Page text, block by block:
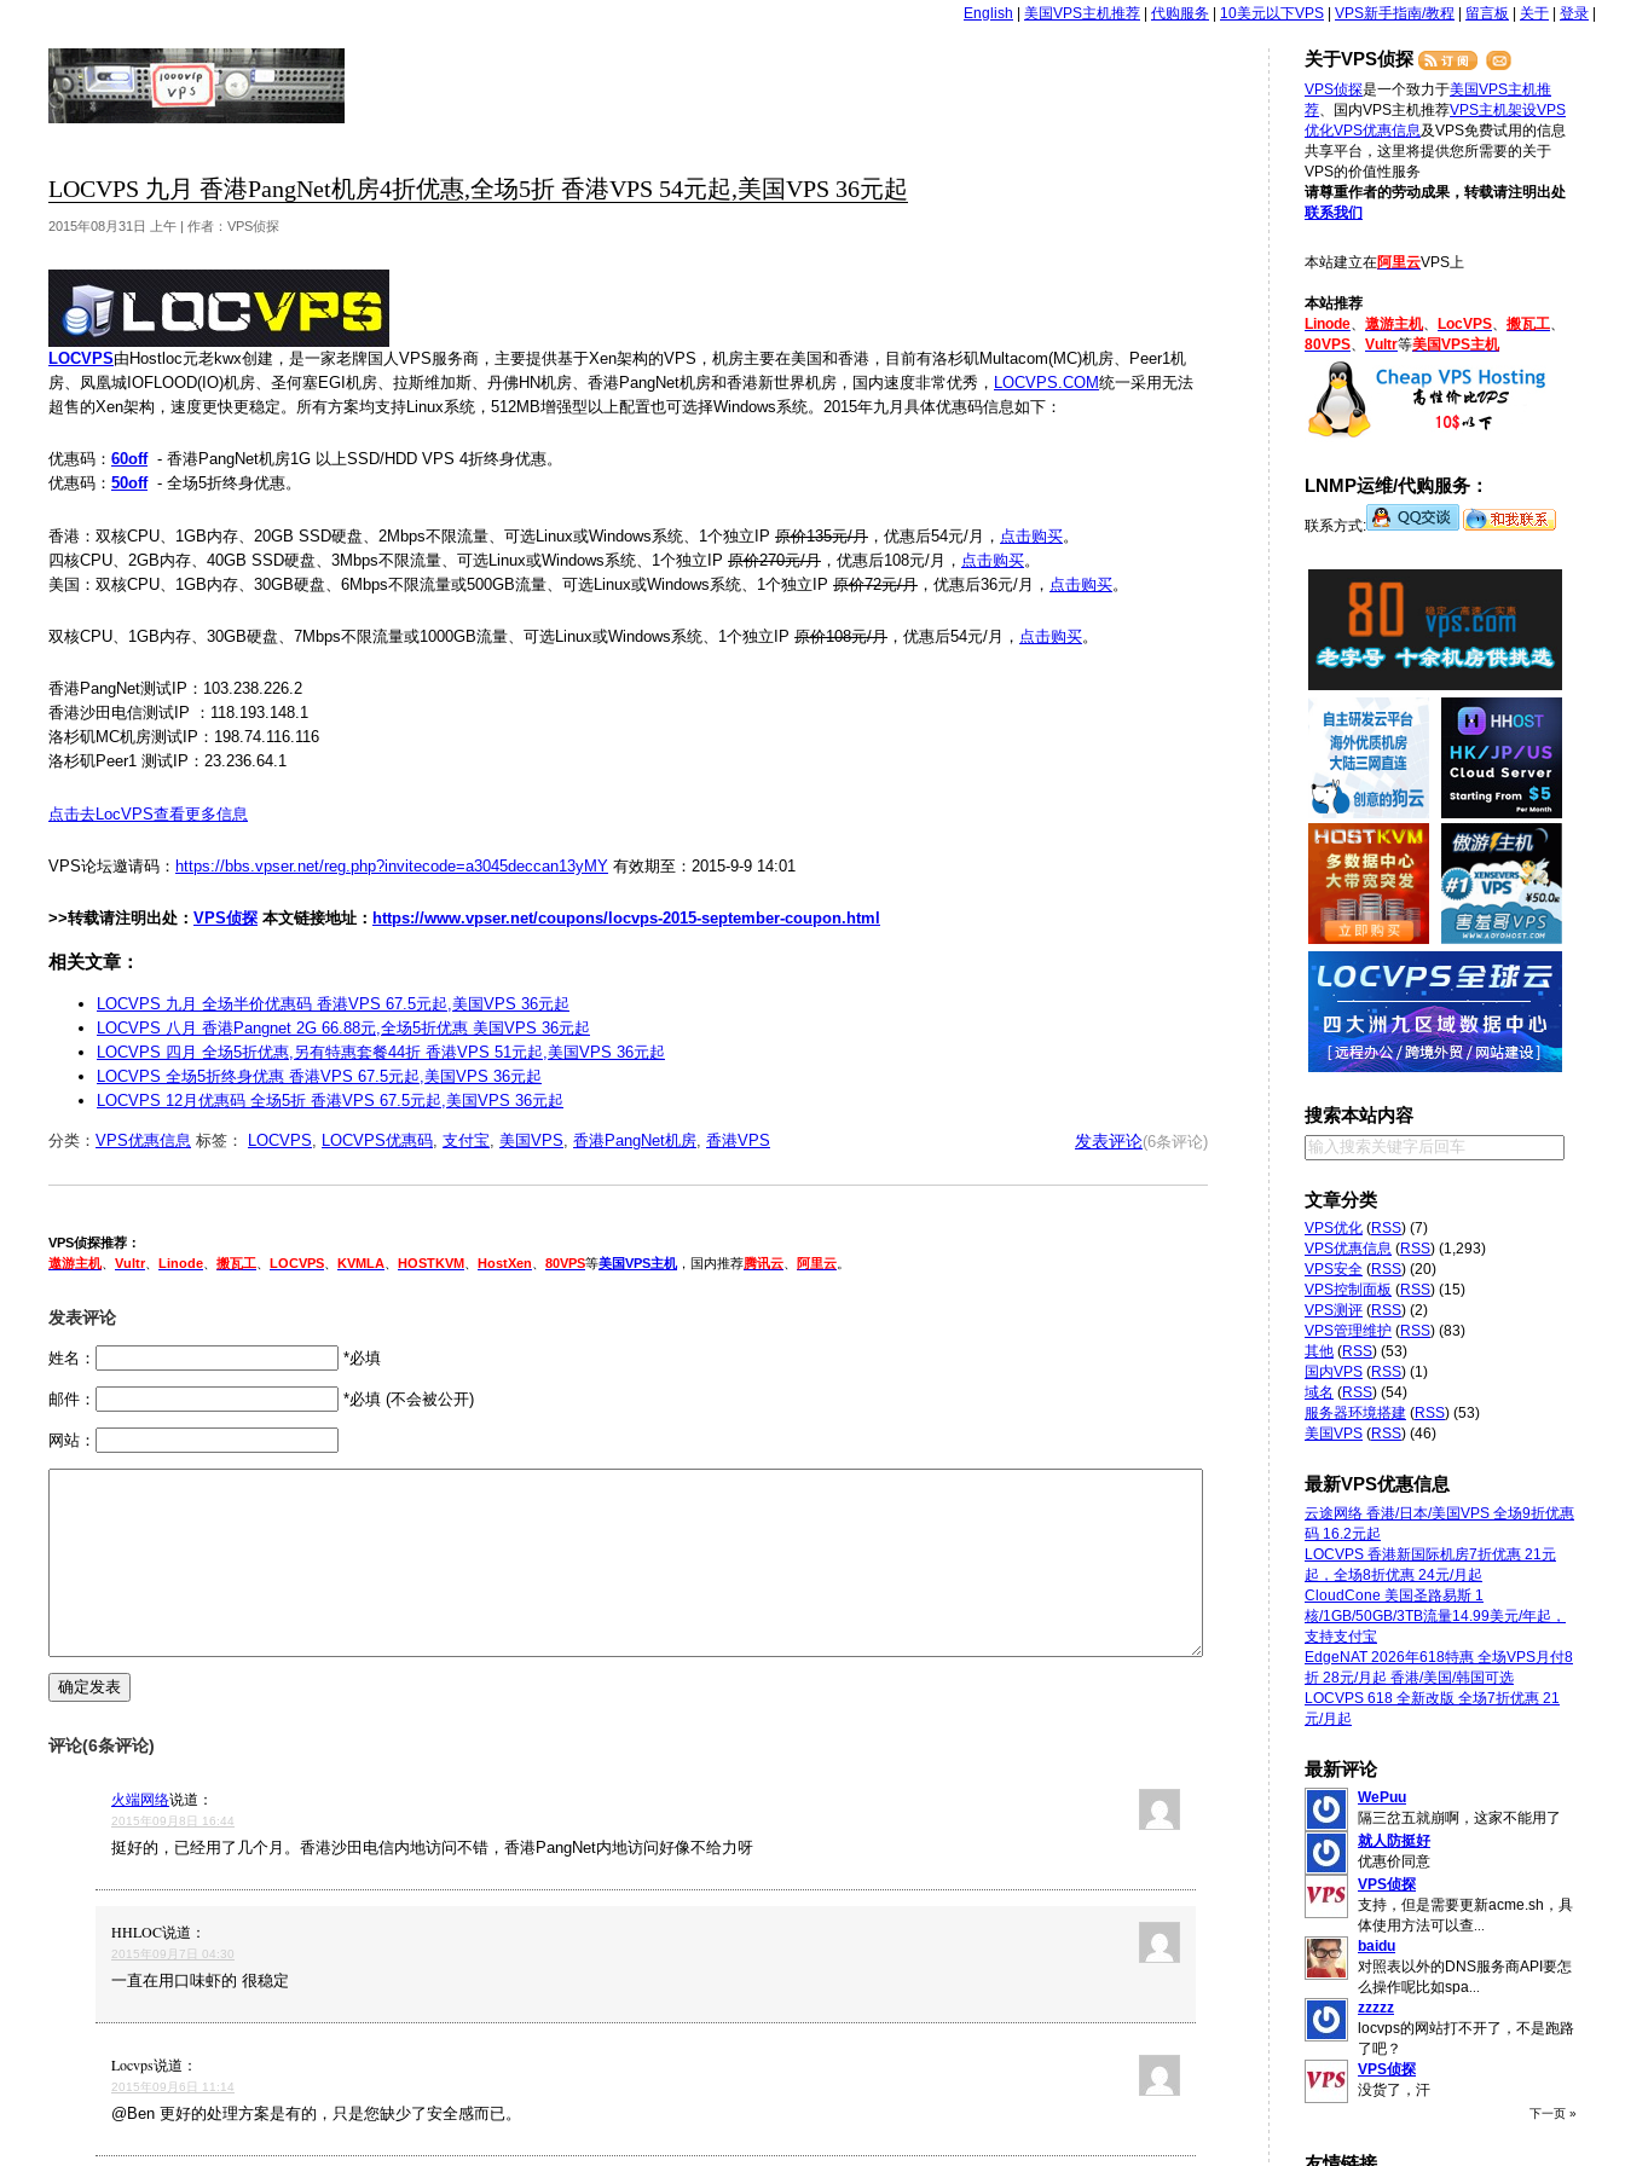
English 美国VPS主机推荐 代购服务 10美元以下VPS VPS新手指南/教程 留言板 关于 登录
LOCVPS 九月 香港PangNet机房4折优惠,全场5折 香港VPS 54元起,美国VPS 36元起
2015年08月31日 上午 | 作者：VPS侦探
LOCVPS由Hostloc元老kwx创建，是一家老牌国人VPS服务商，主要提供基于Xen架构的VPS，机房主要在美国和香港，目前有洛杉矶Multacom(MC)机房、Peer1机
房、凤凰城IOFLOOD(IO)机房、圣何塞EGI机房、拉斯维加斯、丹佛HN机房、香港PangNet机房和香港新世界机房，国内速度非常优秀，
LOCVPS.COM统一采用无法
超售的Xen架构，速度更快更稳定。所有方案均支持Linux系统，512MB增强型以上配置也可选择Windows系统。2015年九月具体优惠码信息如下：
优惠码： 60off- 香港PangNet机房1G 以上SSD/HDD VPS 4折终身优惠。
优惠码： 50off- 全场5折终身优惠。
香港：双核CPU、1GB内存、20GB SSD硬盘、2Mbps不限流量、可选Linux或Windows系统、1个独立IP 原价135元/月 ，优惠后54元/月， 点击购买。
四核CPU、2GB内存、40GB SSD硬盘、3Mbps不限流量、可选Linux或Windows系统、1个独立IP 原价270元/月 ，优惠后108元/月， 点击购买。
美国：双核CPU、1GB内存、30GB硬盘、6Mbps不限流量或500GB流量、可选Linux或Windows系统、1个独立IP 原价72元/月 ，优惠后36元/月， 点击购买。
双核CPU、1GB内存、30GB硬盘、7Mbps不限流量或1000GB流量、可选Linux或Windows系统、1个独立IP 原价108元/月 ，优惠后54元/月， 点击购买。
香港PangNet测试IP：103.238.226.2
香港沙田电信测试IP ：118.193.148.1
洛杉矶MC机房测试IP：198.74.116.116‍
洛杉矶Peer1 测试IP：23.236.64.1
点击去LocVPS查看更多信息
VPS论坛邀请码： https://bbs.vpser.net/reg.php?invitecode=a3045deccan13yMY 有效期至：2015-9-9 14:01
>>转载请注明出处： VPS侦探 本文链接地址： https://www.vpser.net/coupons/locvps-2015-september-coupon.html
相关文章：
LOCVPS 九月 全场半价优惠码 香港VPS 67.5元起,美国VPS 36元起
LOCVPS 八月 香港Pangnet 2G 66.88元,全场5折优惠 美国VPS 36元起
LOCVPS 四月 全场5折优惠,另有特惠套餐44折 香港VPS 51元起,美国VPS 36元起
LOCVPS 全场5折终身优惠 香港VPS 67.5元起,美国VPS 36元起
LOCVPS 12月优惠码 全场5折 香港VPS 67.5元起,美国VPS 36元起
发表评论(6条评论)
分类： VPS优惠信息 标签： LOCVPS LOCVPS优惠码 支付宝 美国VPS 香港PangNet机房 香港VPS
VPS侦探推荐：
遨游主机
Vultr、 Linode 搬瓦工 LOCVPS KVMLA HOSTKVM HostXen 80VPS等美国VPS主机 ，国内推荐腾讯云 阿里云。
发表评论
姓名： *必填
邮件： *必填 (不会被公开)
网站：
评论(6条评论)
火端网络说道：
2015年09月8日 16:44
挺好的，已经用了几个月。香港沙田电信内地访问不错，香港PangNet内地访问好像不给力呀
HHLOC说道：
2015年09月7日 04:30
一直在用口味虾的 很稳定
Locvps说道：
2015年09月6日 11:14
@Ben 更好的处理方案是有的，只是您缺少了安全感而已。
关于VPS侦探
VPS侦探是一个致力于美国VPS主机推
荐 、国内VPS主机推荐VPS主机架设VPS
优化VPS优惠信息 及VPS免费试用的信息
共享平台，这里将提供您所需要的关于
VPS的价值性服务
请尊重作者的劳动成果，转载请注明出处
联系我们
本站建立在阿里云VPS上
本站推荐
Linode
遨游主机、 LocVPS 搬瓦工
80VPS
Vultr等美国VPS主机
LNMP运维/代购服务：
联系方式:
搜索本站内容
文章分类
VPS优化 (RSS) (7)
VPS优惠信息 (RSS) (1,293)
VPS安全 (RSS) (20)
VPS控制面板 (RSS) (15)
VPS测评 (RSS) (2)
VPS管理维护 (RSS) (83)
其他 (RSS) (53)
国内VPS (RSS) (1)
域名 (RSS) (54)
服务器环境搭建 (RSS) (53)
美国VPS (RSS) (46)
最新VPS优惠信息
云途网络 香港/日本/美国VPS 全场9折优惠
码 16.2元起
LOCVPS 香港新国际机房7折优惠 21元
起，全场8折优惠 24元/月起
CloudCone 美国圣路易斯 1
核/1GB/50GB/3TB流量14.99美元/年起，
支持支付宝
EdgeNAT 2026年618特惠 全场VPS月付8
折 28元/月起 香港/美国/韩国可选
LOCVPS 618 全新改版 全场7折优惠 21
元/月起
最新评论
WePuu
隔三岔五就崩啊，这家不能用了
就人防挺好
优惠价同意
VPS侦探
支持，但是需要更新acme.sh，具
体使用方法可以查
baidu
对照表以外的DNS服务商API要怎
么操作呢比如spa
zzzzz
locvps的网站打不开了，不是跑路
了吧？
VPS侦探
没货了，汗
下一页 »